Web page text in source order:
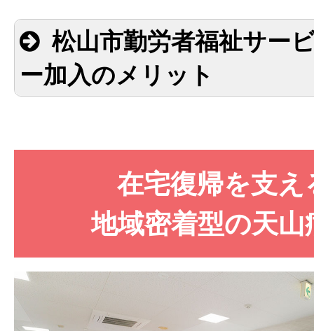
松山市勤労者福祉サー
ー加入のメリット
在宅復帰を支え
地域密着型の天山